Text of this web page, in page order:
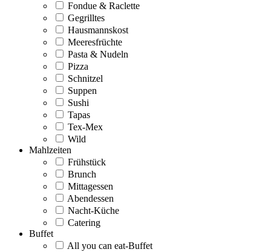
Fondue & Raclette
Gegrilltes
Hausmannskost
Meeresfrüchte
Pasta & Nudeln
Pizza
Schnitzel
Suppen
Sushi
Tapas
Tex-Mex
Wild
Mahlzeiten
Frühstück
Brunch
Mittagessen
Abendessen
Nacht-Küche
Catering
Buffet
All you can eat-Buffet